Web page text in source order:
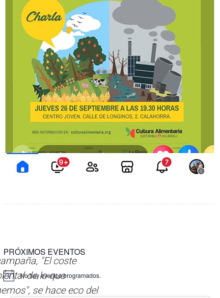
PRÓXIMOS EVENTOS
No hay eventos programados.
"El coste
de lo que
se hace eco del